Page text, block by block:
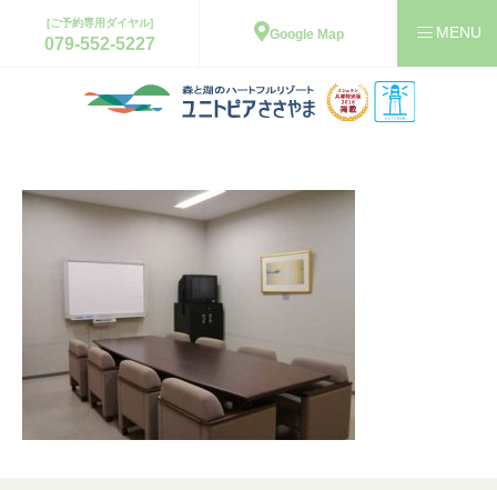
[ご予約専用ダイヤル]
079-552-5227 Google Map